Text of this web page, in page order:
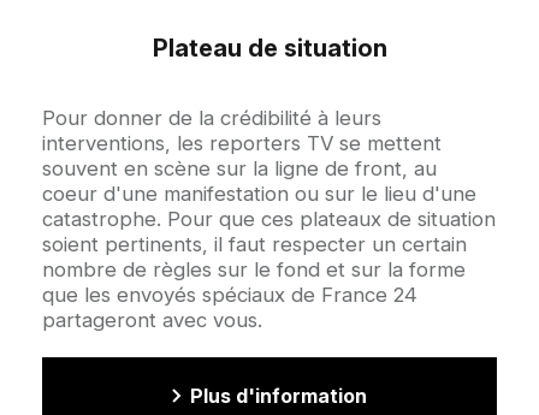
Plateau de situation
Accroche
Pour donner de la crédibilité à leurs
interventions, les reporters TV se mettent
souvent en scène sur la ligne de front, au
coeur d'une manifestation ou sur le lieu d'une
catastrophe. Pour que ces plateaux de situation
soient pertinents, il faut respecter un certain
nombre de règles sur le fond et sur la forme
que les envoyés spéciaux de France 24
partageront avec vous.
Plus d'information